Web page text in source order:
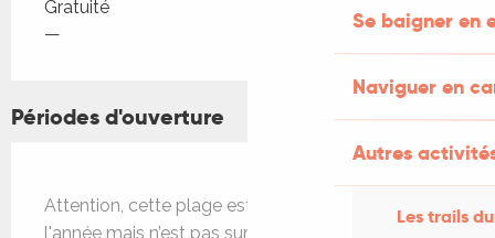
Se baigner en
Naviguer en
Autres
Les trails
Gratuité
—
Périodes d'ouverture
Attention, cette plage est accessible toute
l'année mais n’est pas surveillée, la baignade se